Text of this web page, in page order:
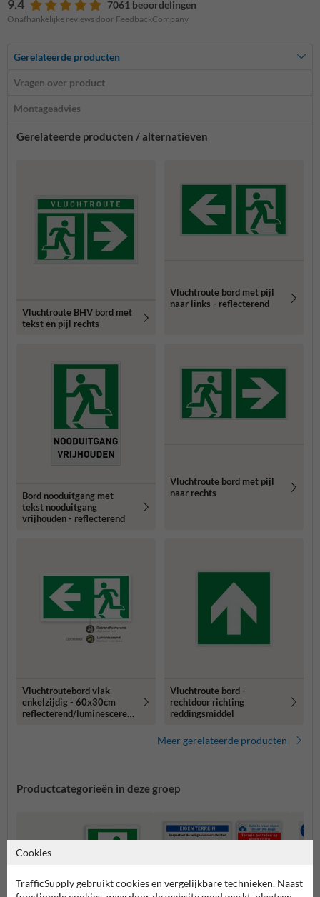
9.4 7061 beoordelingen
Onafhankelijke reviews door FeedbackCompany
Gerelateerde producten
Vragen over product
Montageadvies
Gerelateerde producten / alternatieven
Vluchtroute BHV bord met
tekst en pijl rechts
Vluchtroute bord met pijl
naar links - reflecterend
Bord nooduitgang met
tekst nooduitgang
vrijhouden - reflecterend
Vluchtroute bord met pijl
naar rechts
Vluchtroutebord vlak
enkelzijdig - 60x30cm
reflecterend/luminesceren
Vluchtroute bord -
rechtdoor richting
reddingsmiddel
Meer gerelateerde producten
Productcategorieën in deze groep
Cookies
TrafficSupply gebruikt cookies en vergelijkbare technieken. Naast